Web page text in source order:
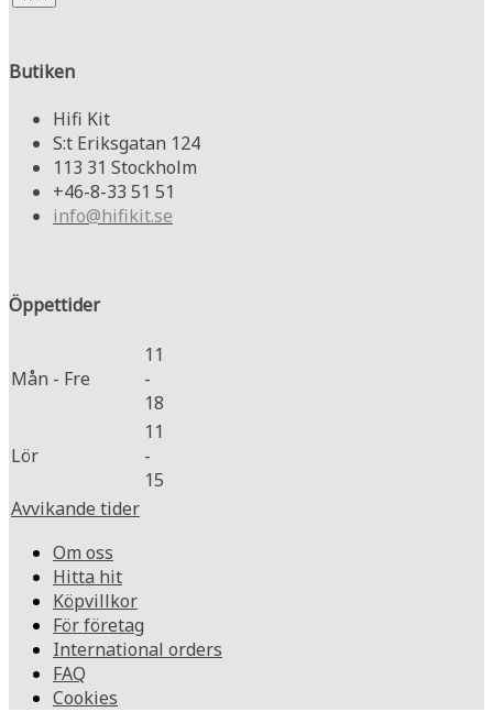
Butiken
Hifi Kit
S:t Eriksgatan 124
113 31 Stockholm
+46-8-33 51 51
info@hifikit.se
Öppettider
Mån - Fre
11
-
18
Lör
11
-
15
Avvikande tider
Om oss
Hitta hit
Köpvillkor
För företag
International orders
FAQ
Cookies